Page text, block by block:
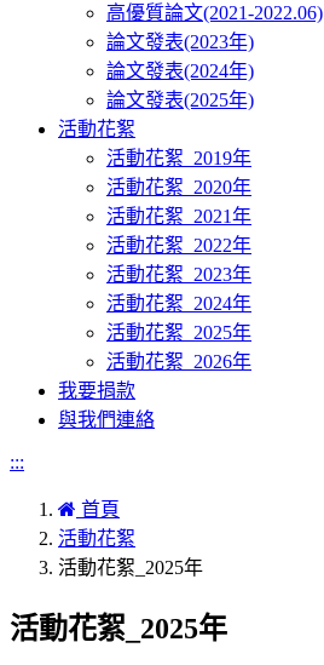
高優質論文(2021-2022.06)
論文發表(2023年)
論文發表(2024年)
論文發表(2025年)
活動花絮
活動花絮_2019年
活動花絮_2020年
活動花絮_2021年
活動花絮_2022年
活動花絮_2023年
活動花絮_2024年
活動花絮_2025年
活動花絮_2026年
我要捐款
與我們連絡
:::
首頁
活動花絮
活動花絮_2025年
活動花絮_2025年